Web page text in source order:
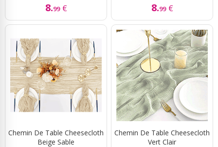
8.99 € 8.99 €
Chemin De Table Cheesecloth
Beige Sable
Chemin De Table Cheesecloth
Vert Clair